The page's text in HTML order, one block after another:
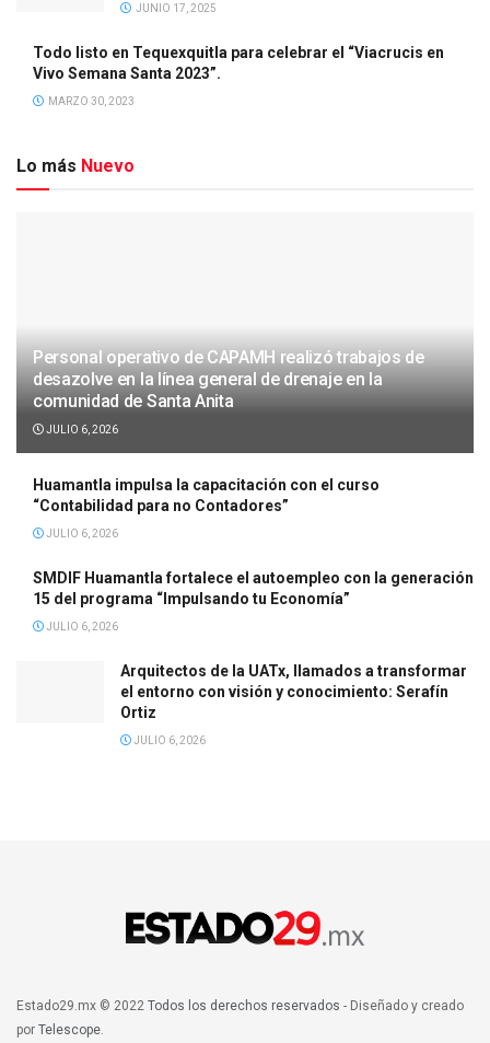
JUNIO 17, 2025
Todo listo en Tequexquitla para celebrar el “Viacrucis en
Vivo Semana Santa 2023”.
MARZO 30, 2023
Lo más Nuevo
Personal operativo de CAPAMH realizó trabajos de
desazolve en la línea general de drenaje en la
comunidad de Santa Anita
JULIO 6, 2026
Huamantla impulsa la capacitación con el curso
“Contabilidad para no Contadores”
JULIO 6, 2026
SMDIF Huamantla fortalece el autoempleo con la generación
15 del programa “Impulsando tu Economía”
JULIO 6, 2026
Arquitectos de la UATx, llamados a transformar
el entorno con visión y conocimiento: Serafín
Ortiz
JULIO 6, 2026
Estado29.mx © 2022 Todos los derechos reservados - Diseñado y creado
por Telescope